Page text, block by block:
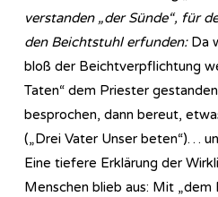
verstanden „der Sünde“, für
den Beichtstuhl erfunden:Da
bloß der Beichtverpflichtung
Taten“ dem Priester
besprochen, dann bereut,
(„Drei Vater Unser beten“)…
Eine tiefere Erklärung der
Menschen blieb aus: Mit „dem